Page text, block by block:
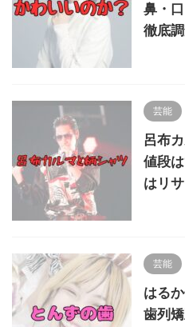
鼻・
徹底
芸能
呂布
値段
はリ
芸能
はる
歯列